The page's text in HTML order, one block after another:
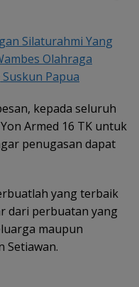
Silaturahmi Yang
Olahraga
Papua
kepada seluruh
Armed 16 TK untuk
penugasan dapat
yang terbaik
dari perbuatan yang
maupun
Setiawan.